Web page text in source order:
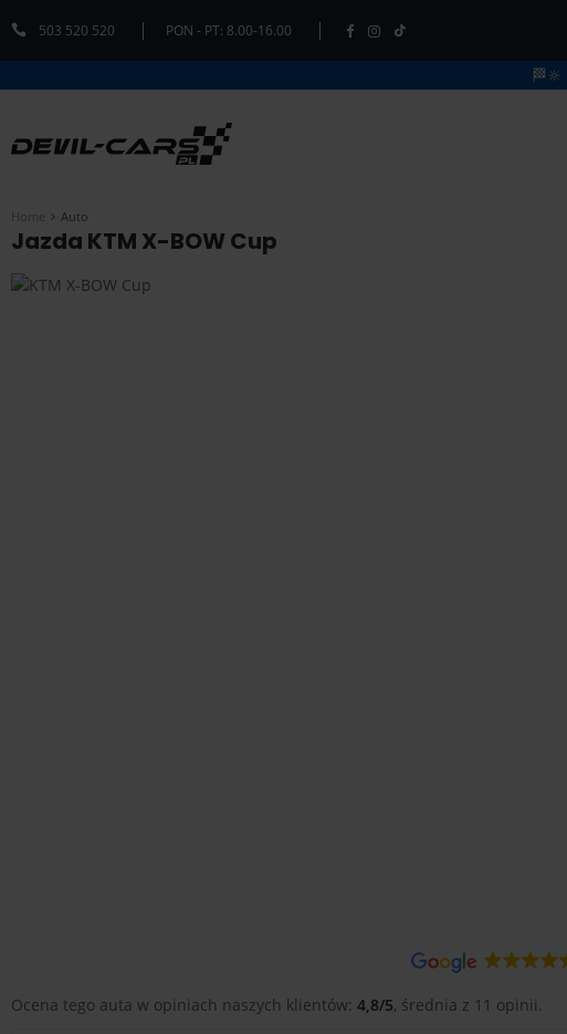
503 520 520 PON - PT: 8.00-16.00
🏁🔆
Home Auto
Jazda KTM X-BOW Cup
Ocena tego auta w opiniach naszych klientów: 4,8/5, średnia z 11 opinii.